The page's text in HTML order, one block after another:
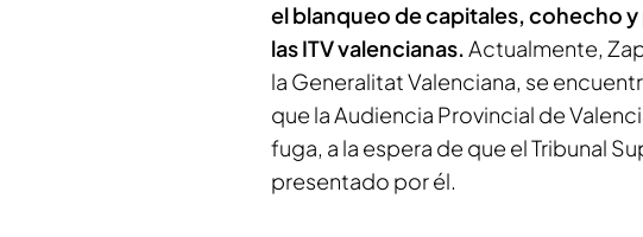
el blanqueo de capitales, cohecho
las ITV valencianas.Actualmente,
la Generalitat Valenciana, se
que la Audiencia Provincial de
fuga, a la espera de que el Tribunal
presentado por él.